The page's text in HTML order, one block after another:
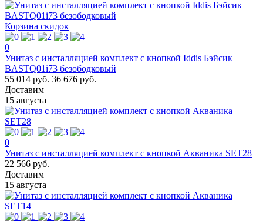
Корзина скидок
0
Унитаз с инсталляцией комплект с кнопкой Iddis Бэйсик
BASTQ01i73 безободковый
55 014 руб. 36 676 руб.
Доставим
15 августа
0
Унитаз с инсталляцией комплект с кнопкой Акваника SET28
22 566 руб.
Доставим
15 августа